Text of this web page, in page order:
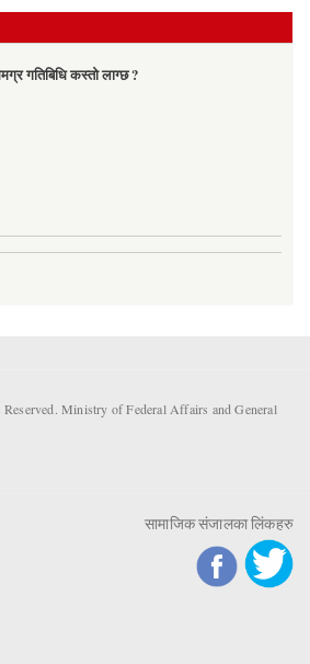
गतिबिधि कस्तो लाग्छ ?
Ministry of Federal Affairs and General
सामाजिक संजालका लिंकहरु